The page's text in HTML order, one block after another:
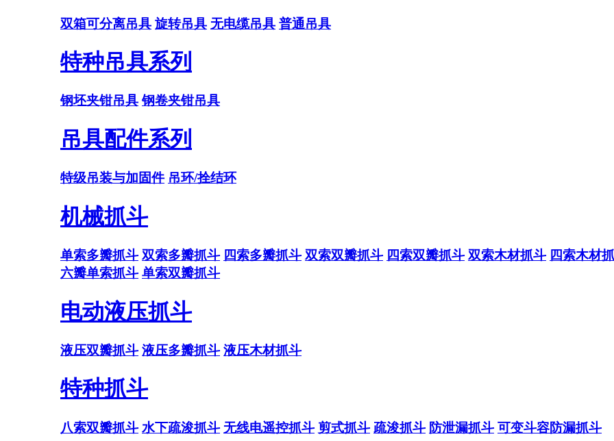
双箱可分离吊具 旋转吊具 无电缆吊具 普通吊具
特种吊具系列
钢坯夹钳吊具 钢卷夹钳吊具
吊具配件系列
特级吊装与加固件 吊环/拴结环
机械抓斗
单索多瓣抓斗 双索多瓣抓斗 四索多瓣抓斗 双索双瓣抓斗 四索双瓣抓斗 双索木材抓斗 四索木材
六瓣单索抓斗 单索双瓣抓斗
电动液压抓斗
液压双瓣抓斗 液压多瓣抓斗 液压木材抓斗
特种抓斗
八索双瓣抓斗 水下疏浚抓斗 无线电遥控抓斗 剪式抓斗 疏浚抓斗 防泄漏抓斗 可变斗容防漏抓斗